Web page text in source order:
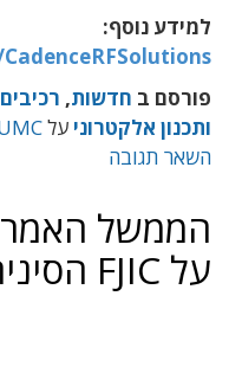
למידע נוסף:
פורסם ב חדשות,
ותכנון אלקטרוני על
השאר תגובה
הממשל
על FJIC הסינית